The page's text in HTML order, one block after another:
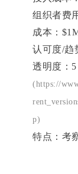
组织者费
成本：
认可度/趋
透明度：5
(https://
p)
特点：考